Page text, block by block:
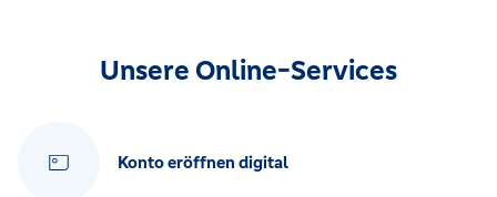
Unsere Online-Services
Konto eröffnen digital